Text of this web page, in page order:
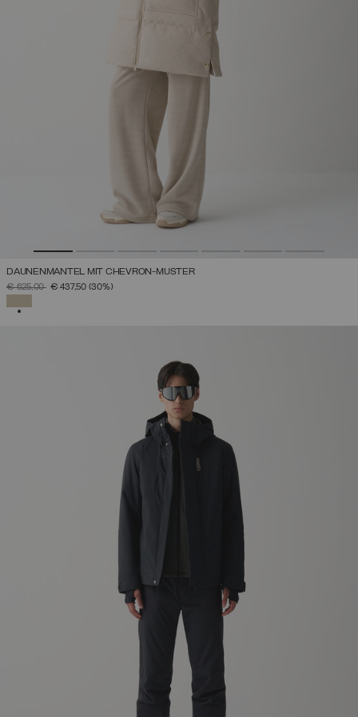
DAUNENMANTEL MIT CHEVRON-MUSTER
PREIS REDUZIERT VON
€ 625,00AUF
€ 437,50 (30%)